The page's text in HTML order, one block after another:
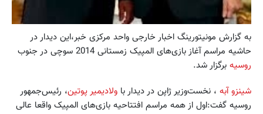
به گزارش مونیتورینگ اخبار خارجی واحد مرکزی خبر،این دیدار در
حاشیه مراسم آغاز بازی‌های المپیک زمستانی 2014 سوچی در جنوب
روسیه برگزار شد.
شینزو آبه ، نخست‌وزیر ژاپن در دیدار با ولادیمیر پوتین، رئیس‌جمهور
روسیه گفت:اول از همه مراسم افتتاحیه بازی‌های المپیک واقعا عالی